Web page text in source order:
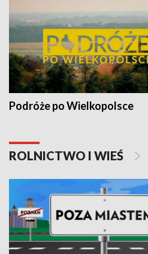
Podróże po Wielkopolsce
ROLNICTWO I WIEŚ